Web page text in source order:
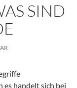
SIND
es handelt sich bei